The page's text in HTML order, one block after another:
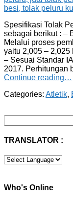
Spesifikasi Tolak
sebagai berikut : –
Melalui proses
yaitu 2,005 – 2,025
– Sesuai Standar
2017. Perhitungan
Continue reading…
Categories: Atletik,
untuk:
TRANSLATOR :
Who's Online